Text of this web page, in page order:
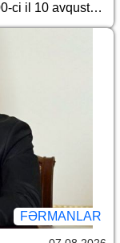
ci il 10 avqust
Dövlət
təsdiq
383 nömrəli,
təsdiq
nömrəli,
və xarici
2016-cı il 28
Qaydası"nın
tarixli 410
FƏRMANLAR